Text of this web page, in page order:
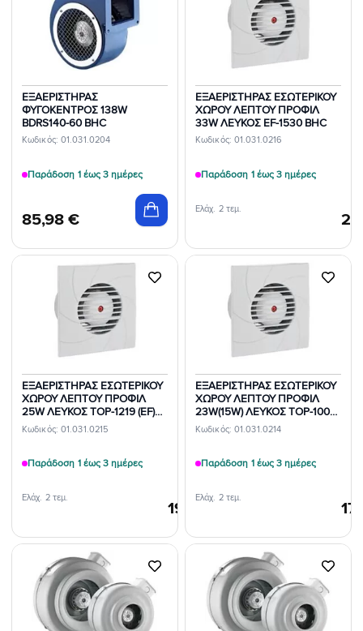
Προσθήκη
στη Λίστα
Επιθυμιών
Κωδικός: 01.031.0204
ΕΞΑΕΡΙΣΤΗΡΑΣ
ΦΥΓΟΚΕΝΤΡΟΣ 138W
BDRS140-60 BHC
85,98 €
Παράδοση 1 έως 3 ημέρες
Κωδικός: 01.031.0216
ΕΞΑΕΡΙΣΤΗΡΑΣ ΕΣΩΤΕΡΙΚΟΥ
ΧΩΡΟΥ ΛΕΠΤΟΥ ΠΡΟΦΙΛ
33W ΛΕΥΚΟΣ EF-1530 BHC
Ελάχ. 2 τεμ.
Παράδοση 1 έως 3 ημέρες
Κωδικός: 01.031.0215
ΕΞΑΕΡΙΣΤΗΡΑΣ ΕΣΩΤΕΡΙΚΟΥ
ΧΩΡΟΥ ΛΕΠΤΟΥ ΠΡΟΦΙΛ
25W ΛΕΥΚΟΣ TOP-1219 (EF)
BHC
Ελάχ. 2 τεμ.
19,84€
Παράδοση 1 έως 3 ημέρες
Κωδικός: 01.031.0214
ΕΞΑΕΡΙΣΤΗΡΑΣ ΕΣΩΤΕΡΙΚΟΥ
ΧΩΡΟΥ ΛΕΠΤΟΥ ΠΡΟΦΙΛ
23W(15W) ΛΕΥΚΟΣ TOP-1009
(EF) BHC
Ελάχ. 2 τεμ.
Παράδοση 1 έως 3 ημέρες
Προσθήκη
στη Λίστα
Επιθυμιών
Προσθήκη
στη Λίστα
Επιθυμιών